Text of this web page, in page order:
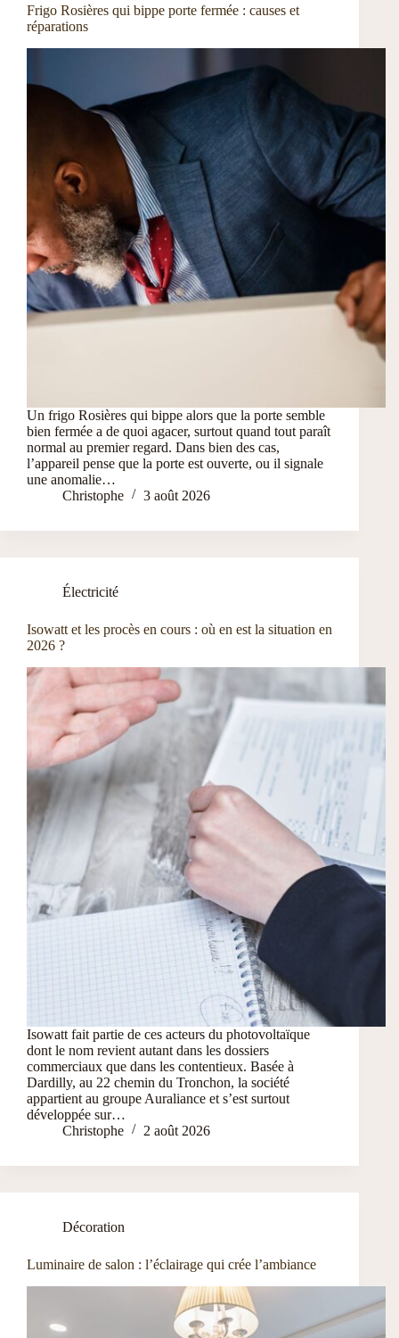
Frigo Rosières qui bippe porte fermée : causes et
réparations
Un frigo Rosières qui bippe alors que la porte semble
bien fermée a de quoi agacer, surtout quand tout paraît
normal au premier regard. Dans bien des cas,
l’appareil pense que la porte est ouverte, ou il signale
une anomalie…
Christophe
3 août 2026
Électricité
Isowatt et les procès en cours : où en est la situation en
2026 ?
Isowatt fait partie de ces acteurs du photovoltaïque
dont le nom revient autant dans les dossiers
commerciaux que dans les contentieux. Basée à
Dardilly, au 22 chemin du Tronchon, la société
appartient au groupe Auraliance et s’est surtout
développée sur…
Christophe
2 août 2026
Décoration
Luminaire de salon : l’éclairage qui crée l’ambiance